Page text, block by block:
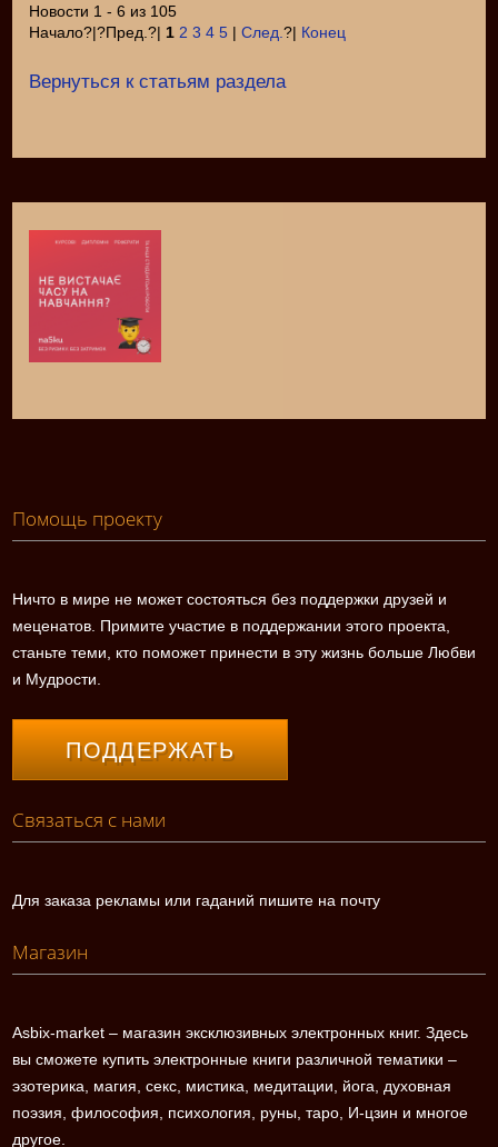
Новости 1 - 6 из 105
Начало?|?Пред.?| 1 2 3 4 5 |След.?| Конец
Вернуться к статьям раздела
Помощь проекту
Ничто в мире не может состояться без поддержки друзей и
меценатов. Примите участие в поддержании этого проекта,
станьте теми, кто поможет принести в эту жизнь больше Любви
и Мудрости.
ПОДДЕРЖАТЬ
Связаться с нами
Для заказа рекламы или гаданий пишите на почту
Магазин
Asbix-market – магазин эксклюзивных электронных книг. Здесь
вы сможете купить электронные книги различной тематики –
эзотерика, магия, секс, мистика, медитации, йога, духовная
поэзия, философия, психология, руны, таро, И-цзин и многое
другое.